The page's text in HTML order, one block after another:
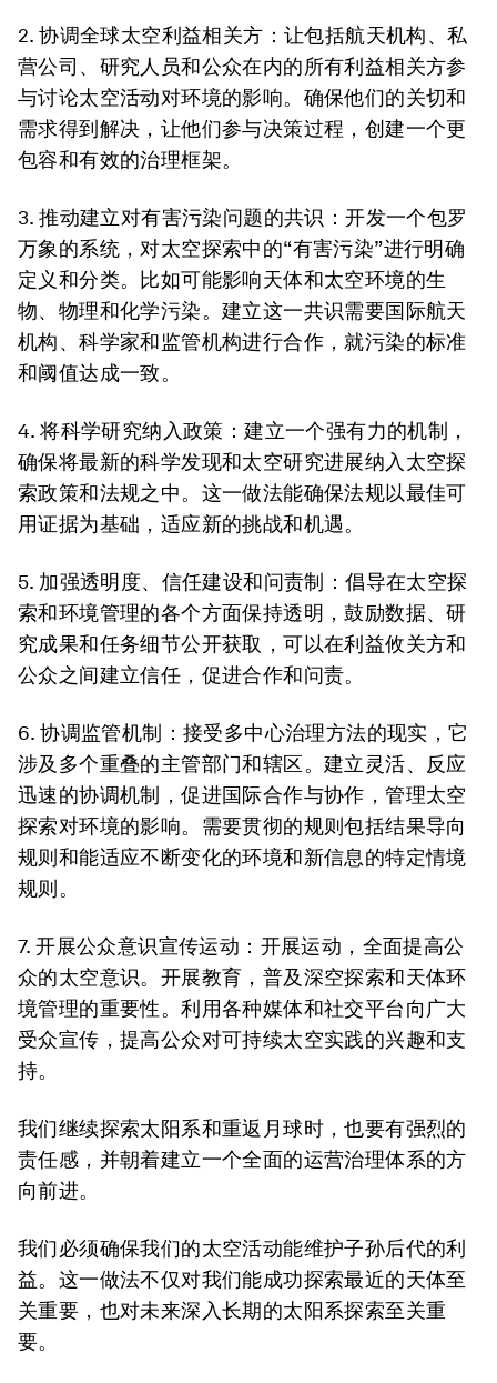
2. 协调全球太空利益相关方： 让包括航天机构、私
营公司、研究人员和公众在内的所有利益相关方参
与讨论太空活动对环境的影响。确保他们的关切和
需求得到解决，让他们参与决策过程，创建一个更
包容和有效的治理框架。
3. 推动建立对有害污染问题的共识：开发一个包罗
万象的系统，对太空探索中的“有害污染”进行明确
定义和分类。比如可能影响天体和太空环境的生
物、物理和化学污染。建立这一共识需要国际航天
机构、科学家和监管机构进行合作，就污染的标准
和阈值达成一致。
4. 将科学研究纳入政策 ：建立一个强有力的机制，
确保将最新的科学发现和太空研究进展纳入太空探
索政策和法规之中。这一做法能确保法规以最佳可
用证据为基础，适应新的挑战和机遇。
5. 加强透明度、信任建设和问责制：倡导在太空探
索和环境管理的各个方面保持透明，鼓励数据、研
究成果和任务细节公开获取，可以在利益攸关方和
公众之间建立信任，促进合作和问责。
6. 协调监管机制： 接受多中心治理方法的现实，它
涉及多个重叠的主管部门和辖区。建立灵活、反应
迅速的协调机制，促进国际合作与协作，管理太空
探索对环境的影响。需要贯彻的规则包括结果导向
规则和能适应不断变化的环境和新信息的特定情境
规则。
7. 开展公众意识宣传运动： 开展运动，全面提高公
众的太空意识。开展教育，普及深空探索和天体环
境管理的重要性。利用各种媒体和社交平台向广大
受众宣传，提高公众对可持续太空实践的兴趣和支
持。
我们继续探索太阳系和重返月球时，也要有强烈的
责任感，并朝着建立一个全面的运营治理体系的方
向前进。
我们必须确保我们的太空活动能维护子孙后代的利
益。这一做法不仅对我们能成功探索最近的天体至
关重要，也对未来深入长期的太阳系探索至关重
要。